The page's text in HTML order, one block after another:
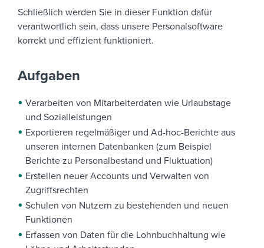
Schließlich werden Sie in dieser Funktion dafür
verantwortlich sein, dass unsere Personalsoftware
korrekt und effizient funktioniert.
Aufgaben
Verarbeiten von Mitarbeiterdaten wie Urlaubstage
und Sozialleistungen
Exportieren regelmäßiger und Ad-hoc-Berichte aus
unseren internen Datenbanken (zum Beispiel
Berichte zu Personalbestand und Fluktuation)
Erstellen neuer Accounts und Verwalten von
Zugriffsrechten
Schulen von Nutzern zu bestehenden und neuen
Funktionen
Erfassen von Daten für die Lohnbuchhaltung wie